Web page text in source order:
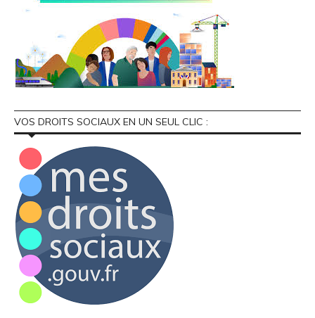
VOS DROITS SOCIAUX EN UN SEUL CLIC :